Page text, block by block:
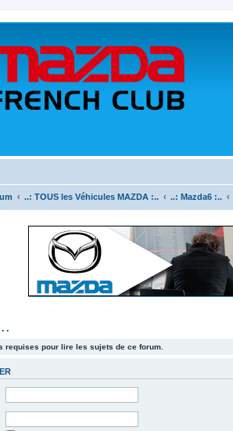
..: TOUS les Véhicules MAZDA :.. ..: Mazda6 :..
requises pour lire les sujets de ce forum.